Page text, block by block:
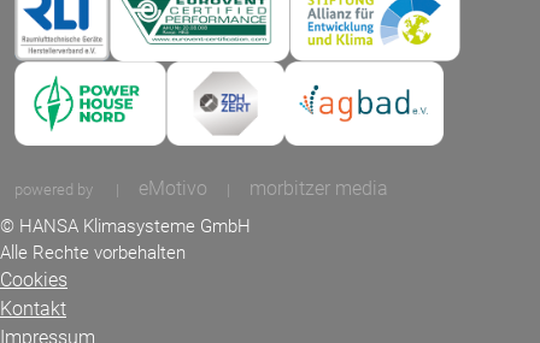
powered by | eMotivo | morbitzer media
© HANSA Klimasysteme GmbH
Alle Rechte vorbehalten
Cookies
Kontakt
Impressum